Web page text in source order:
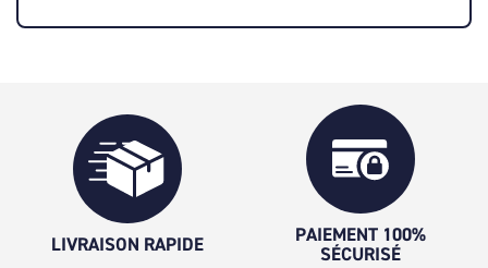
LIVRAISON RAPIDE
PAIEMENT 100%
SÉCURISÉ